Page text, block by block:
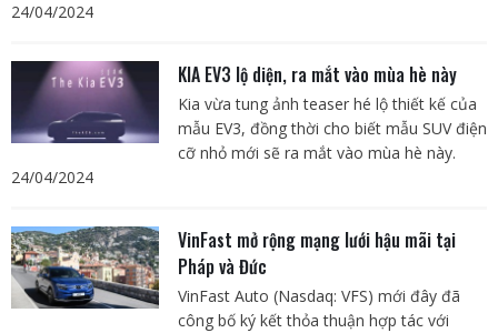
24/04/2024
KIA EV3 lộ diện, ra mắt vào mùa hè này
Kia vừa tung ảnh teaser hé lộ thiết kế của
mẫu EV3, đồng thời cho biết mẫu SUV điện
cỡ nhỏ mới sẽ ra mắt vào mùa hè này.
24/04/2024
VinFast mở rộng mạng lưới hậu mãi tại
Pháp và Đức
VinFast Auto (Nasdaq: VFS) mới đây đã
công bố ký kết thỏa thuận hợp tác với